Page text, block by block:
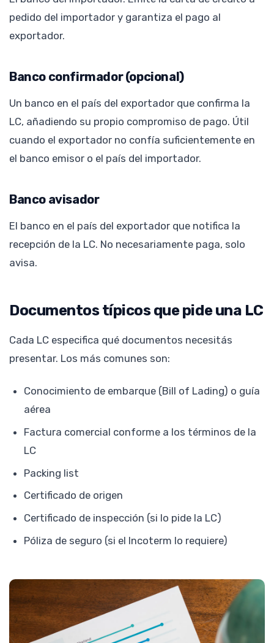
pedido del importador y garantiza el pago al
exportador.
Banco confirmador (opcional)
Un banco en el país del exportador que confirma la
LC, añadiendo su propio compromiso de pago. Útil
cuando el exportador no confía suficientemente en
el banco emisor o el país del importador.
Banco avisador
El banco en el país del exportador que notifica la
recepción de la LC. No necesariamente paga, solo
avisa.
Documentos típicos que pide una LC
Cada LC especifica qué documentos necesitás
presentar. Los más comunes son:
Conocimiento de embarque (Bill of Lading) o guía
aérea
Factura comercial conforme a los términos de la
LC
Packing list
Certificado de origen
Certificado de inspección (si lo pide la LC)
Póliza de seguro (si el Incoterm lo requiere)